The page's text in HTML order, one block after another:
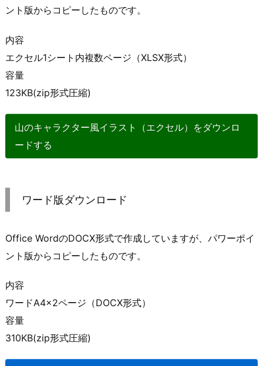
ント版からコピーしたものです。
内容
エクセル1シート内複数ページ（XLSX形式）
容量
123KB(zip形式圧縮)
山のキャラクター風イラスト（エクセル）をダウンロ
ードする
ワード版ダウンロード
Office WordのDOCX形式で作成していますが、パワーポイ
ント版からコピーしたものです。
内容
ワードA4×2ページ（DOCX形式）
容量
310KB(zip形式圧縮)